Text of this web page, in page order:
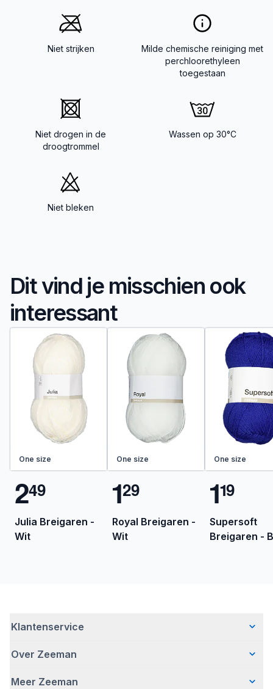
Niet strijken
Milde chemische reiniging met
perchloorethyleen
toegestaan
Niet drogen in de
droogtrommel
Wassen op 30°C
Niet bleken
Dit vind je misschien ook
interessant
One size
249
Julia Breigaren -
Wit
One size
129
Royal Breigaren -
Wit
One size
119
Supersoft
Breigaren -
Klantenservice
Veelgestelde vragen
Over Zeeman
Wie wij zijn
Meer Zeeman